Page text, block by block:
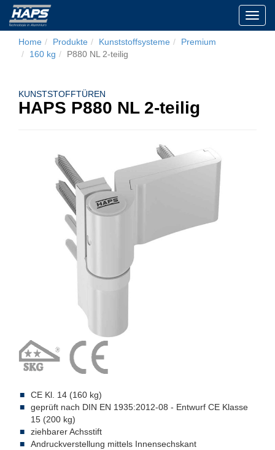
Home
Produkte Kunststoffsysteme
Premium
160 kg
P880 NL 2-teilig
KUNSTSTOFFTÜREN
HAPS P880 NL 2-teilig
CE Kl. 14 (160 kg)
geprüft nach DIN EN 1935:2012-08 - Entwurf CE Klasse
15 (200 kg)
ziehbarer Achsstift
Andruckverstellung mittels Innensechskant